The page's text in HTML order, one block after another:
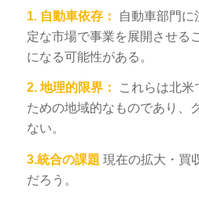
1. 自動車依存：
自動車部門に
定な市場で事業を展開させる
になる可能性がある。
2. 地理的限界：
これらは北米
ための地域的なものであり、
ない。
3.統合の課題 現在の拡大・買
だろう。